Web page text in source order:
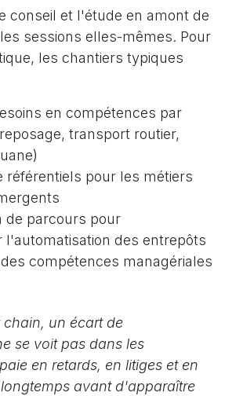
conseil et l'étude en amont de
sessions elles-mêmes. Pour
les chantiers typiques
en compétences par
transport routier,
référentiels pour les métiers
de parcours pour
l'automatisation des entrepôts
compétences managériales
un écart de
se voit pas dans les
en retards, en litiges et en
avant d'apparaître